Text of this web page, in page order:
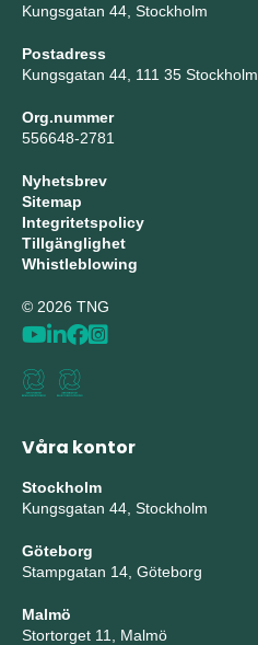
Kungsgatan 44, Stockholm
Postadress
Kungsgatan 44, 111 35 Stockholm
Org.nummer
556648-2781
Nyhetsbrev
Sitemap
Integritetspolicy
Tillgänglighet
Whistleblowing
© 2026 TNG
Våra kontor
Stockholm
Kungsgatan 44, Stockholm
Göteborg
Stampgatan 14, Göteborg
Malmö
Stortorget 11, Malmö